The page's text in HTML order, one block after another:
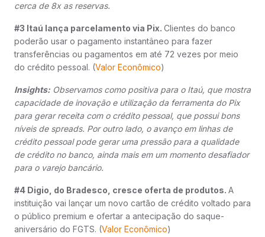
cerca de 8x as reservas.
#3 Itaú lança parcelamento via Pix. Clientes do banco
poderão usar o pagamento instantâneo para fazer
transferências ou pagamentos em até 72 vezes por meio
do crédito pessoal. (Valor Econômico)
Insights: Observamos como positiva para o Itaú, que mostra
capacidade de inovação e utilização da ferramenta do Pix
para gerar receita com o crédito pessoal, que possui bons
níveis de spreads. Por outro lado, o avanço em linhas de
crédito pessoal pode gerar uma pressão para a qualidade
de crédito no banco, ainda mais em um momento desafiador
para o varejo bancário.
#4 Digio, do Bradesco, cresce oferta de produtos. A
instituição vai lançar um novo cartão de crédito voltado para
o público premium e ofertar a antecipação do saque-
aniversário do FGTS. (Valor Econômico)